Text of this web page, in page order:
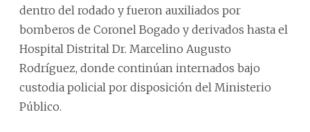
dentro del rodado y fueron auxiliados por
bomberos de Coronel Bogado y derivados hasta el
Hospital Distrital Dr. Marcelino Augusto
Rodríguez, donde continúan internados bajo
custodia policial por disposición del Ministerio
Público.